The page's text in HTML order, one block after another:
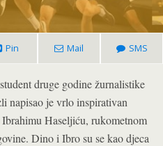
Pin Mail SMS
druge godine žurnalistike
napisao je vrlo inspirativan
Haseljiću, rukometnom
Dino i Ibro su se kao djeca